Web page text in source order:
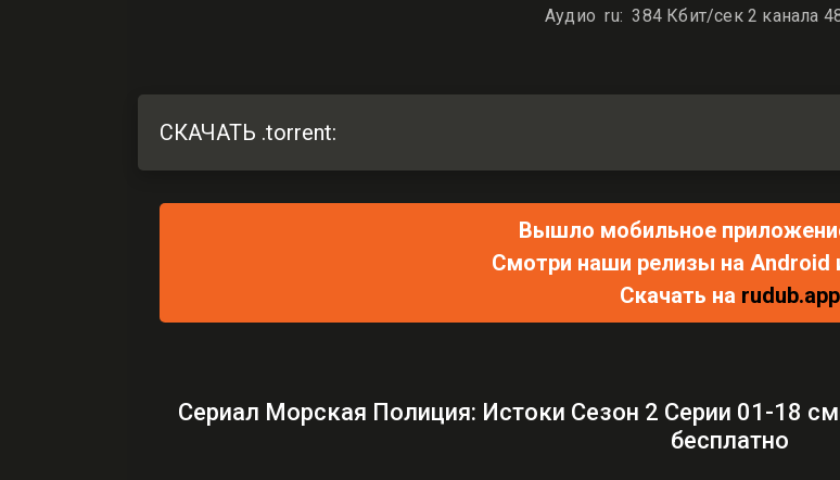
Аудио ru: 384 Кбит/сек 2 канала
СКАЧАТЬ .torrent:
Вышло мобильное
Смотри наши релизы на Android
Скачать на rudub.app
Сериал Морская Полиция: Истоки Сезон 2 Серии 01-18
бесплатно